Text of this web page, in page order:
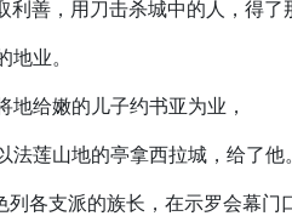
善，用刀击杀城中的人，得了
业。
给嫩的儿子约书亚为业，
莲山地的亭拿西拉城，给了他
各支派的族长，在示罗会幕门